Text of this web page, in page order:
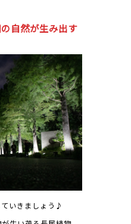
自然が生み出す
いきましょう♪